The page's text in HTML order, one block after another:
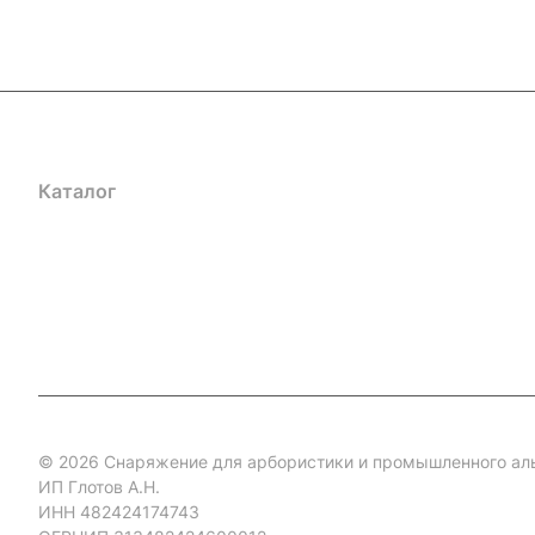
Каталог
© 2026 Снаряжение для арбористики и промышленного
ИП Глотов А.Н.
ИНН 482424174743